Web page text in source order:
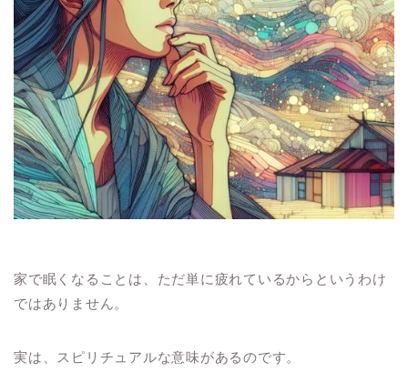
家で眠くなることは、ただ単に疲れているからというわけ
ではありません。
実は、スピリチュアルな意味があるのです。